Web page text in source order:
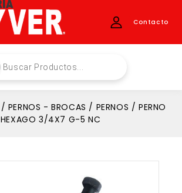
Contacto
/ PERNOS - BROCAS / PERNOS / PERNO
HEXAGO 3/4X7 G-5 NC